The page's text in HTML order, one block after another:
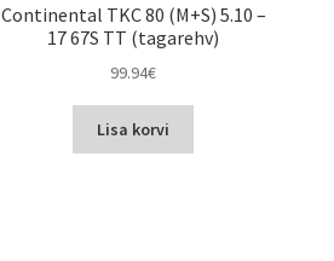
Continental TKC 80 (M+S) 5.10 –
17 67S TT (tagarehv)
99.94€
Lisa korvi